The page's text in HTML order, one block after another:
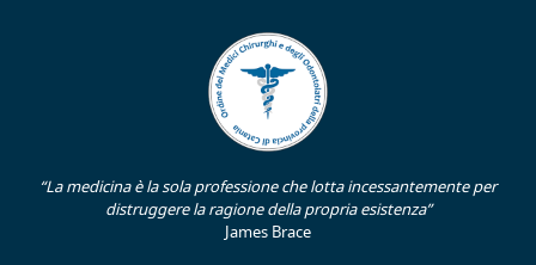
“La medicina è la sola professione che lotta incessantemente per
distruggere la ragione della propria esistenza”
James Brace